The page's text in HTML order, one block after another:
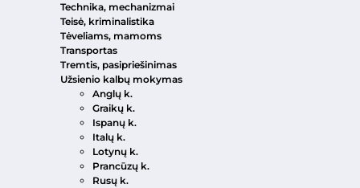
Technika, mechanizmai
Teisė, kriminalistika
Tėveliams, mamoms
Transportas
Tremtis, pasipriešinimas
Užsienio kalbų mokymas
Anglų k.
Graikų k.
Ispanų k.
Italų k.
Lotynų k.
Prancūzų k.
Rusų k.